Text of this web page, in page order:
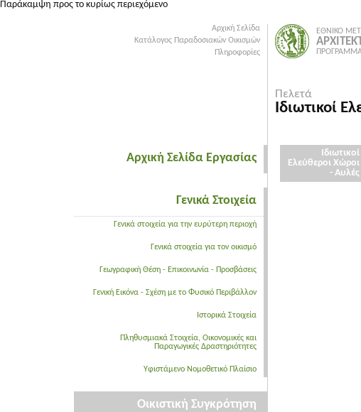
Παράκαμψη προς το κυρίως περιεχόμενο
Αρχική Σελίδα
Κατάλογος Παραδοσιακών Οικισμών
Πληροφορίες
Αρχική Σελίδα Εργασίας
Γενικά Στοιχεία
Γενικά στοιχεία για την ευρύτερη περιοχή
Γενικά στοιχεία για τον οικισμό
Γεωγραφική Θέση - Επικοινωνία - Προσβάσεις
Γενική Εικόνα - Σχέση με το Φυσικό Περιβάλλον
Ιστορικά Στοιχεία
Πληθυσμιακά Στοιχεία, Οικονομικές και
Παραγωγικές Δραστηριότητες
Υφιστάμενο Νομοθετικό Πλαίσιο
Οικιστική Συγκρότηση
ΕΘΝΙΚΟ
Πελετά
Ιδιωτικοί
Ιδιωτικοί
Ελεύθεροι Χώροι
- Αυλές